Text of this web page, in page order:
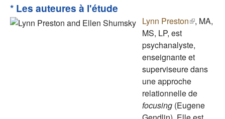
* Les auteures à l'étude
Lynn Preston(le lien
externe)
, MA,
MS, LP, est
psychanalyste,
enseignante et
superviseure dans
une approche
relationnelle de
focusing (Eugene